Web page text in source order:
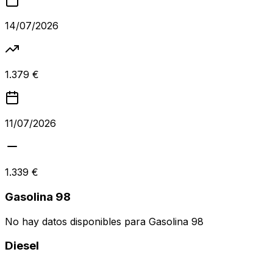
14/07/2026
1.379 €
11/07/2026
1.339 €
Gasolina 98
No hay datos disponibles para Gasolina 98
Diesel